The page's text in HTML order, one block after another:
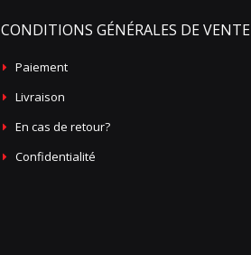
CONDITIONS GÉNÉRALES DE VENTE
Paiement
Livraison
En cas de retour?
Confidentialité